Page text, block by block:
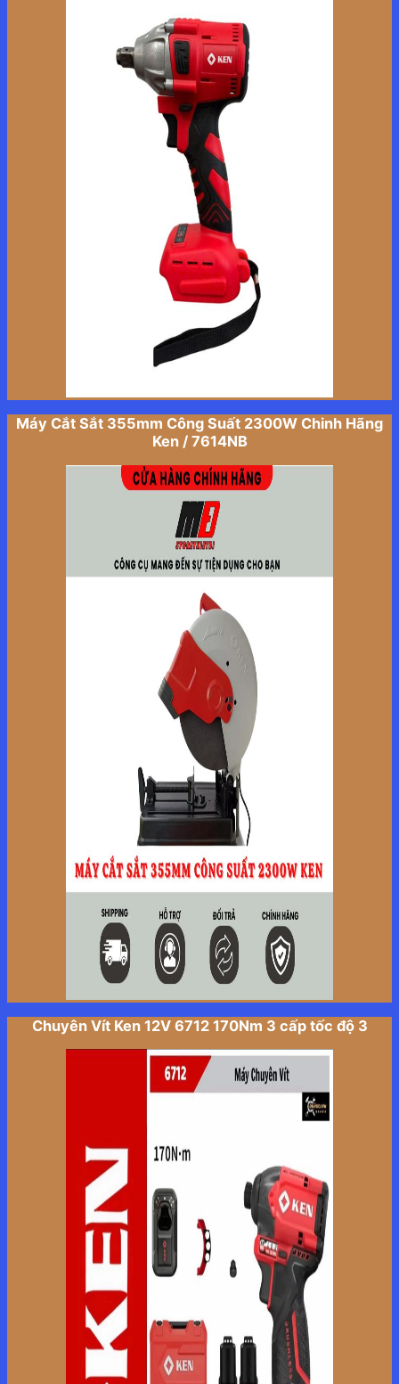
Máy Cắt Sắt 355mm Công Suất 2300W Chinh Hãng
Ken / 7614NB
Chuyên Vít Ken 12V 6712 170Nm 3 cấp tốc độ 3